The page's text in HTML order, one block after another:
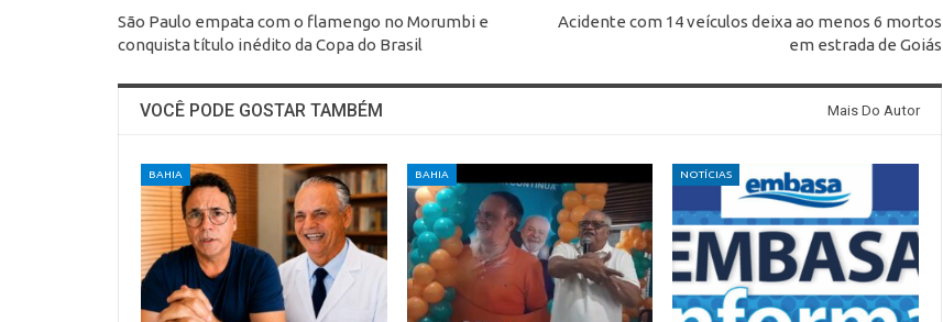
São Paulo empata com o flamengo no Morumbi e
conquista título inédito da Copa do Brasil
Acidente com 14 veículos deixa ao menos 6 mortos
em estrada de Goiás
VOCÊ PODE GOSTAR TAMBÉM Mais Do Autor
BAHIA BAHIA NOTÍCIAS